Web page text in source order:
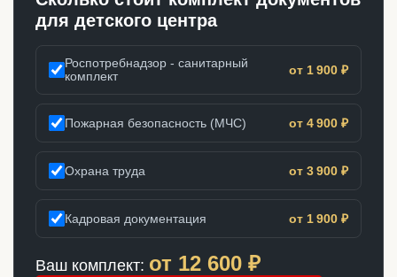
для детского центра
Роспотребнадзор - санитарный
комплект
от 1 900 ₽
Пожарная безопасность (МЧС) от 4 900 ₽
Охрана труда от 3 900 ₽
Кадровая документация от 1 900 ₽
Ваш комплект: от 12 600 ₽